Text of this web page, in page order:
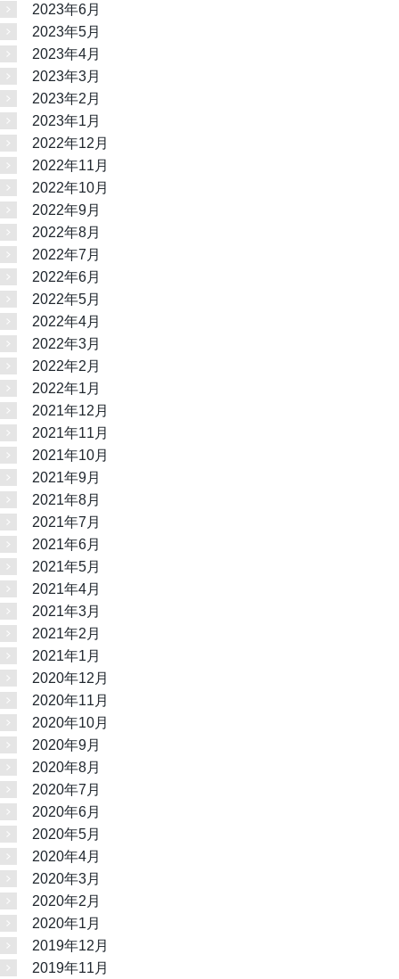
2023年6月
2023年5月
2023年4月
2023年3月
2023年2月
2023年1月
2022年12月
2022年11月
2022年10月
2022年9月
2022年8月
2022年7月
2022年6月
2022年5月
2022年4月
2022年3月
2022年2月
2022年1月
2021年12月
2021年11月
2021年10月
2021年9月
2021年8月
2021年7月
2021年6月
2021年5月
2021年4月
2021年3月
2021年2月
2021年1月
2020年12月
2020年11月
2020年10月
2020年9月
2020年8月
2020年7月
2020年6月
2020年5月
2020年4月
2020年3月
2020年2月
2020年1月
2019年12月
2019年11月